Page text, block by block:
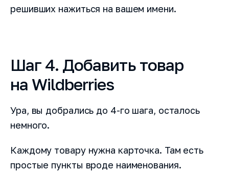
решивших нажиться на вашем имени.
Шаг 4. Добавить товар
на Wildberries
Ура, вы добрались до 4-го шага, осталось
немного.
Каждому товару нужна карточка. Там есть
простые пункты вроде наименования.
Заказать демонстрацию
Я прочитал и согласен с условиями Лицензионного договора
конфиденциальности